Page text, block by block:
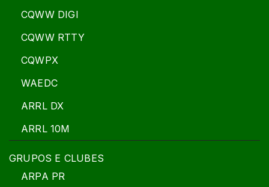
CQWW DIGI
CQWW RTTY
CQWPX
WAEDC
ARRL DX
ARRL 10M
GRUPOS E CLUBES
ARPA PR